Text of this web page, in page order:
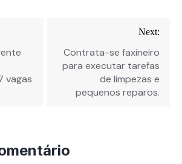
vagas
Next:
Contrata-se faxineiro
para executar tarefas
de limpezas e
pequenos reparos.